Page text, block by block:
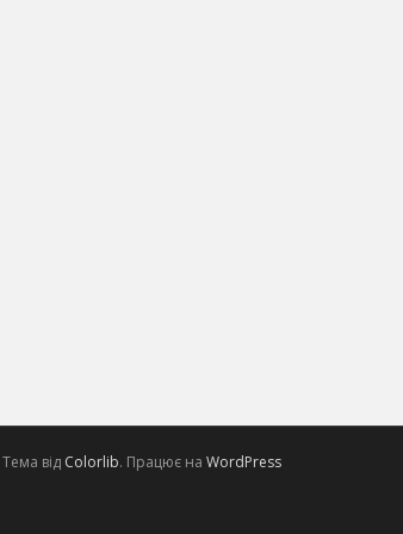
Тема від Colorlib. Працює на WordPress